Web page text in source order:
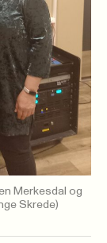
Merkesdal og
Skrede)